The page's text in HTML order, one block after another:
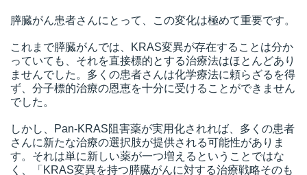
膵臓がん患者さんにとって、この変化は極めて重要です。
これまで膵臓がんでは、KRAS変異が存在することは分か
っていても、それを直接標的とする治療法はほとんどあり
ませんでした。多くの患者さんは化学療法に頼らざるを得
ず、分子標的治療の恩恵を十分に受けることができません
でした。
しかし、Pan-KRAS阻害薬が実用化されれば、多くの患者
さんに新たな治療の選択肢が提供される可能性がありま
す。それは単に新しい薬が一つ増えるということではな
く、「KRAS変異を持つ膵臓がんに対する治療戦略そのも